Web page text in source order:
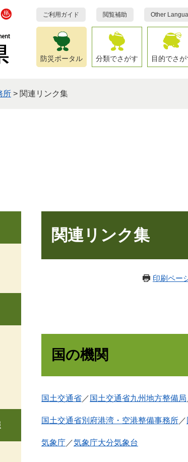
ご利用ガイド 閲覧補助 Other
防災ポータル 分類でさがす 目的でさが
所 > 関連リンク集
関連リンク集
印刷ペー
国の機関
国土交通省 ／ 国土交通省九州地方整備局
国土交通省別府港湾・空港整備事務所 ／
気象庁 ／気象庁大分気象台